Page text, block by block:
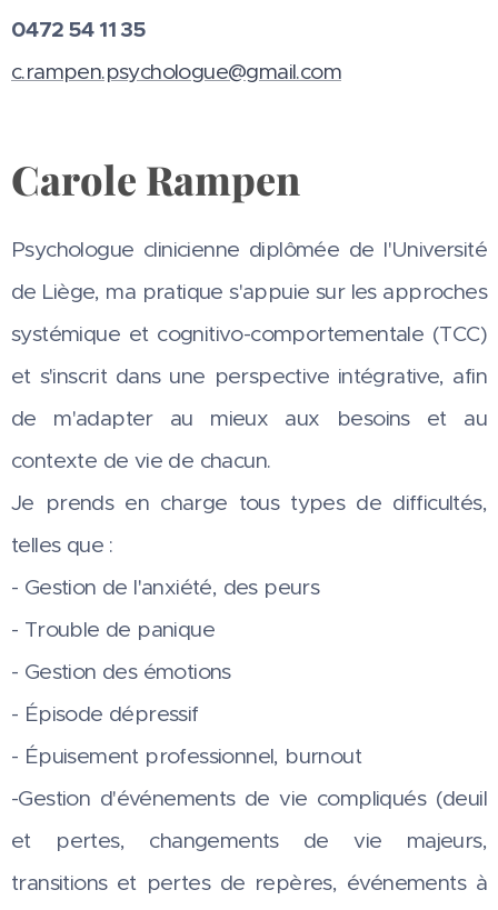
0472 54 11 35
c.rampen.psychologue@gmail.com
Carole Rampen
Psychologue clinicienne diplômée de l'Université
de Liège, ma pratique s'appuie sur les approches
systémique et cognitivo-comportementale (TCC)
et s'inscrit dans une perspective intégrative, afin
de m'adapter au mieux aux besoins et au
contexte de vie de chacun.
Je prends en charge tous types de difficultés,
telles que :
- Gestion de l'anxiété, des peurs
- Trouble de panique
- Gestion des émotions
- Épisode dépressif
- Épuisement professionnel, burnout
-Gestion d'événements de vie compliqués (deuil
et pertes, changements de vie majeurs,
transitions et pertes de repères, événements à